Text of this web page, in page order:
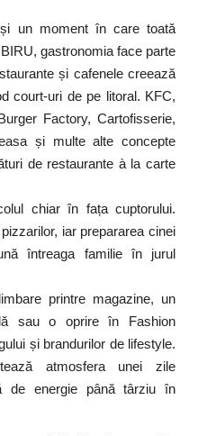
un moment în care toată
gastronomia face parte
și cafenele creează
court-uri de pe litoral. KFC,
Factory, Cartofisserie,
și multe alte concepte
de restaurante à la carte
chiar în fața cuptorului.
iar prepararea cinei
întreaga familie în jurul
printre magazine, un
sau o oprire în Fashion
și brandurilor de lifestyle.
atmosfera unei zile
de energie până târziu în